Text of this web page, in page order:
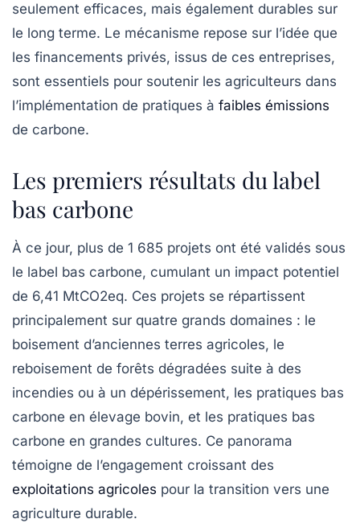
seulement efficaces, mais également durables sur
le long terme. Le mécanisme repose sur l’idée que
les financements privés, issus de ces entreprises,
sont essentiels pour soutenir les agriculteurs dans
l’implémentation de pratiques à faibles émissions
de carbone.
Les premiers résultats du label
bas carbone
À ce jour, plus de 1 685 projets ont été validés sous
le label bas carbone, cumulant un impact potentiel
de 6,41 MtCO2eq. Ces projets se répartissent
principalement sur quatre grands domaines : le
boisement d’anciennes terres agricoles, le
reboisement de forêts dégradées suite à des
incendies ou à un dépérissement, les pratiques bas
carbone en élevage bovin, et les pratiques bas
carbone en grandes cultures. Ce panorama
témoigne de l’engagement croissant des
exploitations agricoles pour la transition vers une
agriculture durable.